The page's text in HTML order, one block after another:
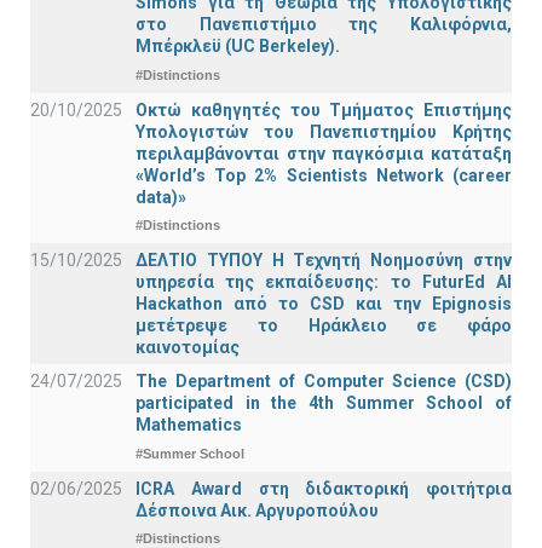
στο Πανεπιστήμιο της Καλιφόρνια,
Μπέρκλεϋ (UC Berkeley).
#Distinctions
20/10/2025
Οκτώ καθηγητές του Τμήματος Επιστήμης
Υπολογιστών του Πανεπιστημίου Κρήτης
περιλαμβάνονται στην παγκόσμια κατάταξη
«World’s Top 2% Scientists Network (career
data)»
#Distinctions
15/10/2025
ΔΕΛΤΙΟ ΤΥΠΟΥ H Tεχνητή Νοημοσύνη στην
υπηρεσία της εκπαίδευσης: το FuturEd AI
Hackathon από το CSD και την Epignosis
μετέτρεψε το Ηράκλειο σε φάρο
καινοτομίας
24/07/2025
The Department of Computer Science (CSD)
participated in the 4th Summer School of
Mathematics
#Summer School
02/06/2025
ICRA Award στη διδακτορική φοιτήτρια
Δέσποινα Αικ. Αργυροπούλου
#Distinctions